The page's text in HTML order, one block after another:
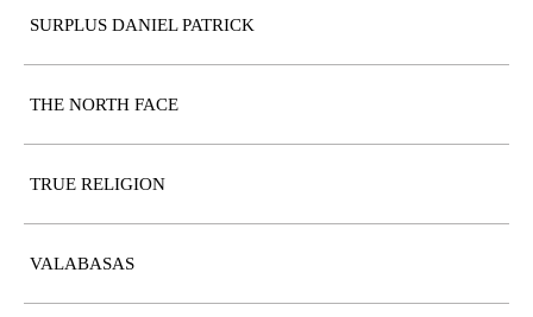
SURPLUS DANIEL PATRICK
THE NORTH FACE
TRUE RELIGION
VALABASAS